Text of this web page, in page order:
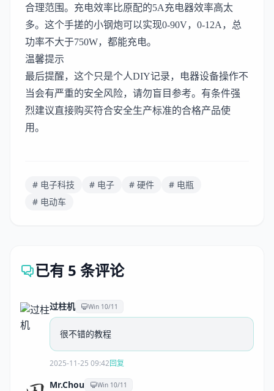
合理范围。充电效率比原配的5A充电器效率高太
多。这个手搓的小钢炮可以实现0-90V，0-12A，总
功率不大于750W，都能充电。
温馨提示
最后提醒，这个只是个人DIY记录，电器设备操作不
当会有严重的安全风险，请勿盲目参考。有条件强
烈建议直接购买符合安全生产标准的合格产品使
用。
# 电子科技 # 电子 # 硬件
# 电瓶
# 电动车
已有 5 条评论
过柱机 Win 10/11
很不错的教程
2025-11-25 09:42回复
Mr.Chou Win 10/11